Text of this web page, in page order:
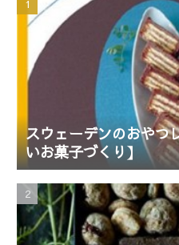
スウェーデンのおやつ
いお菓子づくり】